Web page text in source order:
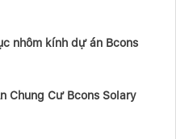
nhôm kính dự án Bcons
Chung Cư Bcons Solary